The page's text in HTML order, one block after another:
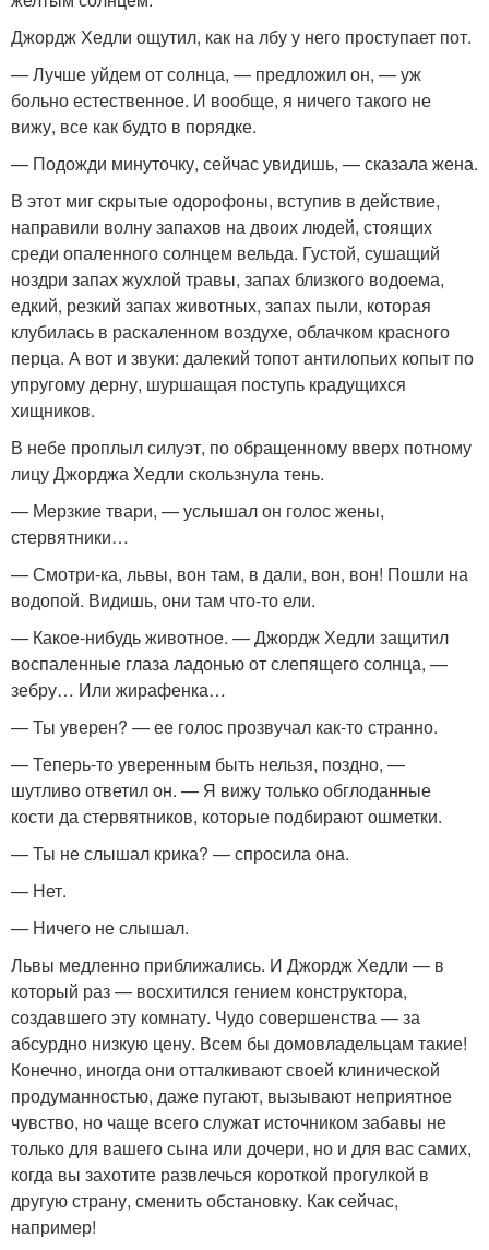
Джордж Хедли ощутил, как на лбу у него проступает пот.
— Лучше уйдем от солнца, — предложил он, — уж
больно естественное. И вообще, я ничего такого не
вижу, все как будто в порядке.
— Подожди минуточку, сейчас увидишь, — сказала жена.
В этот миг скрытые одорофоны, вступив в действие,
направили волну запахов на двоих людей, стоящих
среди опаленного солнцем вельда. Густой, сушащий
ноздри запах жухлой травы, запах близкого водоема,
едкий, резкий запах животных, запах пыли, которая
клубилась в раскаленном воздухе, облачком красного
перца. А вот и звуки: далекий топот антилопьих копыт по
упругому дерну, шуршащая поступь крадущихся
хищников.
В небе проплыл силуэт, по обращенному вверх потному
лицу Джорджа Хедли скользнула тень.
— Мерзкие твари, — услышал он голос жены,
стервятники…
— Смотри-ка, львы, вон там, в дали, вон, вон! Пошли на
водопой. Видишь, они там что-то ели.
— Какое-нибудь животное. — Джордж Хедли защитил
воспаленные глаза ладонью от слепящего солнца, —
зебру… Или жирафенка…
— Ты уверен? — ее голос прозвучал как-то странно.
— Теперь-то уверенным быть нельзя, поздно, —
шутливо ответил он. — Я вижу только обглоданные
кости да стервятников, которые подбирают ошметки.
— Ты не слышал крика? — спросила она.
— Нет.
— Ничего не слышал.
Львы медленно приближались. И Джордж Хедли — в
который раз — восхитился гением конструктора,
создавшего эту комнату. Чудо совершенства — за
абсурдно низкую цену. Всем бы домовладельцам такие!
Конечно, иногда они отталкивают своей клинической
продуманностью, даже пугают, вызывают неприятное
чувство, но чаще всего служат источником забавы не
только для вашего сына или дочери, но и для вас самих,
когда вы захотите развлечься короткой прогулкой в
другую страну, сменить обстановку. Как сейчас,
например!